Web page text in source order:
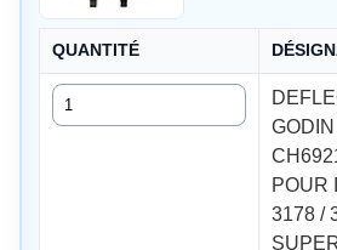
QUANTITÉ
Quantité
GODIN
POUR
3178 /